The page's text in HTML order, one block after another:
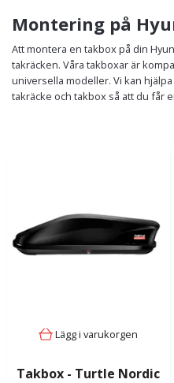
Montering på
Att montera en takbox på din
takräcken. Våra takboxar är
universella modeller. Vi kan
takräcke och takbox så att du får
Lägg i varukorgen
Takbox - Turtle Nordic